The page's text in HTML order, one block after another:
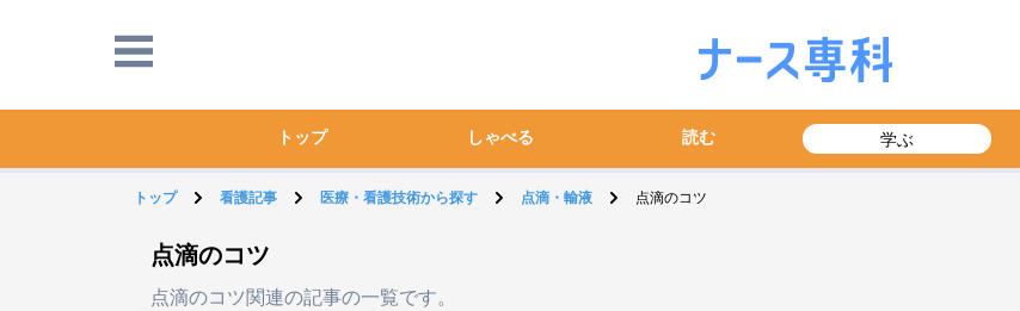
トップ しゃべる 読む 学ぶ
トップ 看護記事 医療・看護技術から探す 点滴・輸液 点滴のコツ
点滴のコツ
点滴のコツ関連の記事の一覧です。